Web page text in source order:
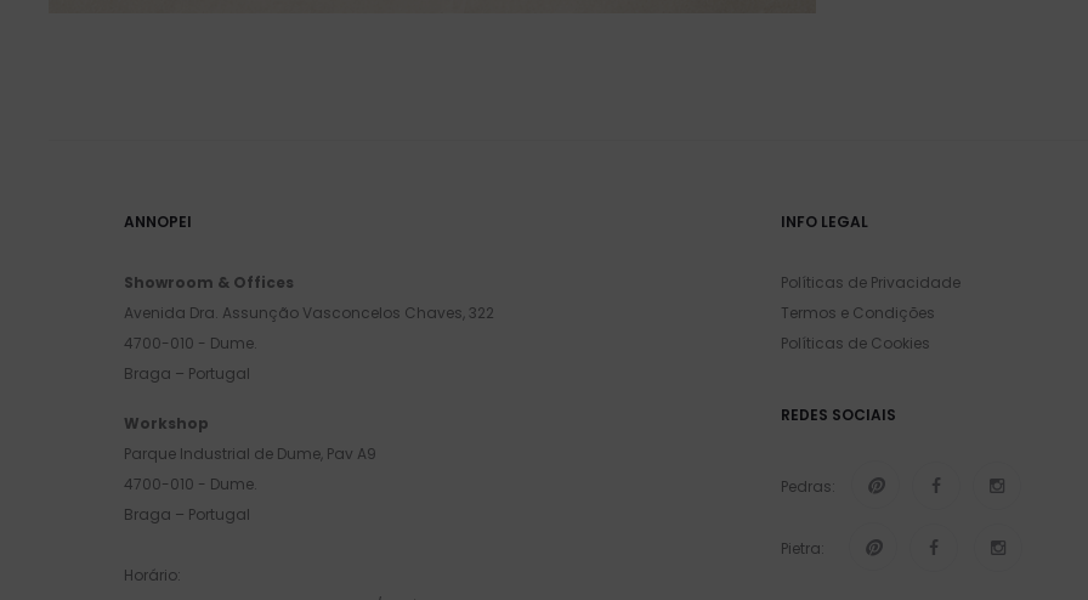
ANNOPEI
Showroom & Offices
Avenida Dra. Assunção Vasconcelos Chaves, 322
4700-010 - Dume.
Braga – Portugal
Workshop
Parque Industrial de Dume, Pav A9
4700-010 - Dume.
Braga – Portugal
Horário:
INFO LEGAL
Políticas de Privacidade
Termos e Condições
Políticas de Cookies
REDES SOCIAIS
Pedras:
Pietra: